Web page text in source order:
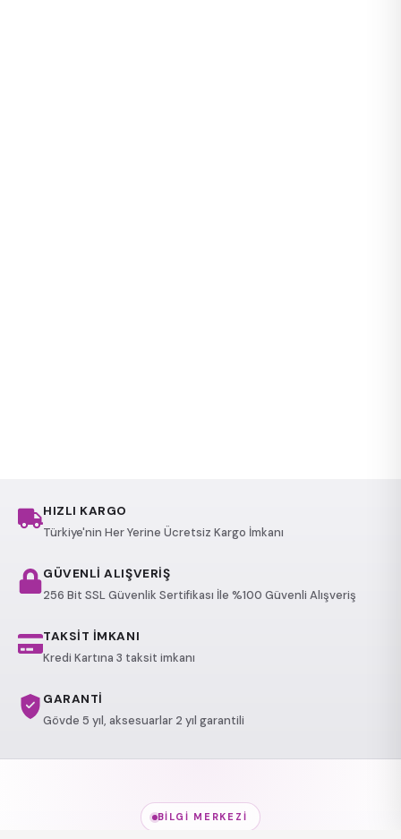
HIZLI KARGO
Türkiye'nin Her Yerine Ücretsiz Kargo İmkanı
GÜVENLİ ALIŞVERİŞ
256 Bit SSL Güvenlik Sertifikası İle %100 Güvenli Alışveriş
TAKSİT İMKANI
Kredi Kartına 3 taksit imkanı
GARANTİ
Gövde 5 yıl, aksesuarlar 2 yıl garantili
BILGI MERKEZI